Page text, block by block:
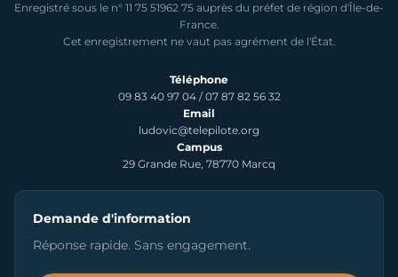
Enregistré sous le n° 11 75 51962 75 auprès du préfet de région d'Île-de-
France.
Cet enregistrement ne vaut pas agrément de l'État.
Téléphone
09 83 40 97 04 /07 87 82 56 32
Email
ludovic@telepilote.org
Campus
29 Grande Rue, 78770 Marcq
Demande d'information
Réponse rapide. Sans engagement.